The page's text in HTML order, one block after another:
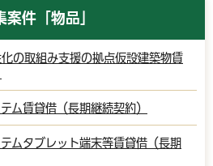
件「物品」
の取組み支援の拠点仮設建築物賃
ム賃貸借（長期継続契約）
ムタブレット端末等賃貸借（長期